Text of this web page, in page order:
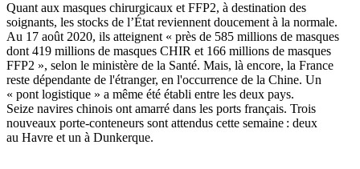
Quant aux masques chirurgicaux et FFP2, à destination des
soignants, les stocks de l’État reviennent doucement à la normale.
Au 17 août 2020, ils atteignent « près de 585 millions de masques
dont 419 millions de masques CHIR et 166 millions de masques
FFP2 », selon le ministère de la Santé. Mais, là encore, la France
reste dépendante de l'étranger, en l'occurrence de la Chine. Un
« pont logistique » a même été établi entre les deux pays.
Seize navires chinois ont amarré dans les ports français. Trois
nouveaux porte-conteneurs sont attendus cette semaine : deux
au Havre et un à Dunkerque.